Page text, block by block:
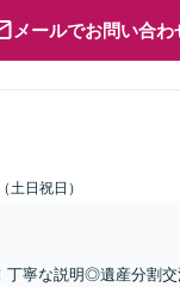
メールでお問い合わ
土日祝日）
丁寧な説明◎遺産分割